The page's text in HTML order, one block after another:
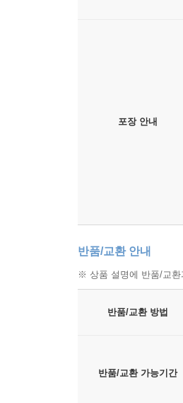
포장 안내
반품/교환 안내
※ 상품 설명에 반품/교환
반품/교환 방법
반품/교환 가능기간